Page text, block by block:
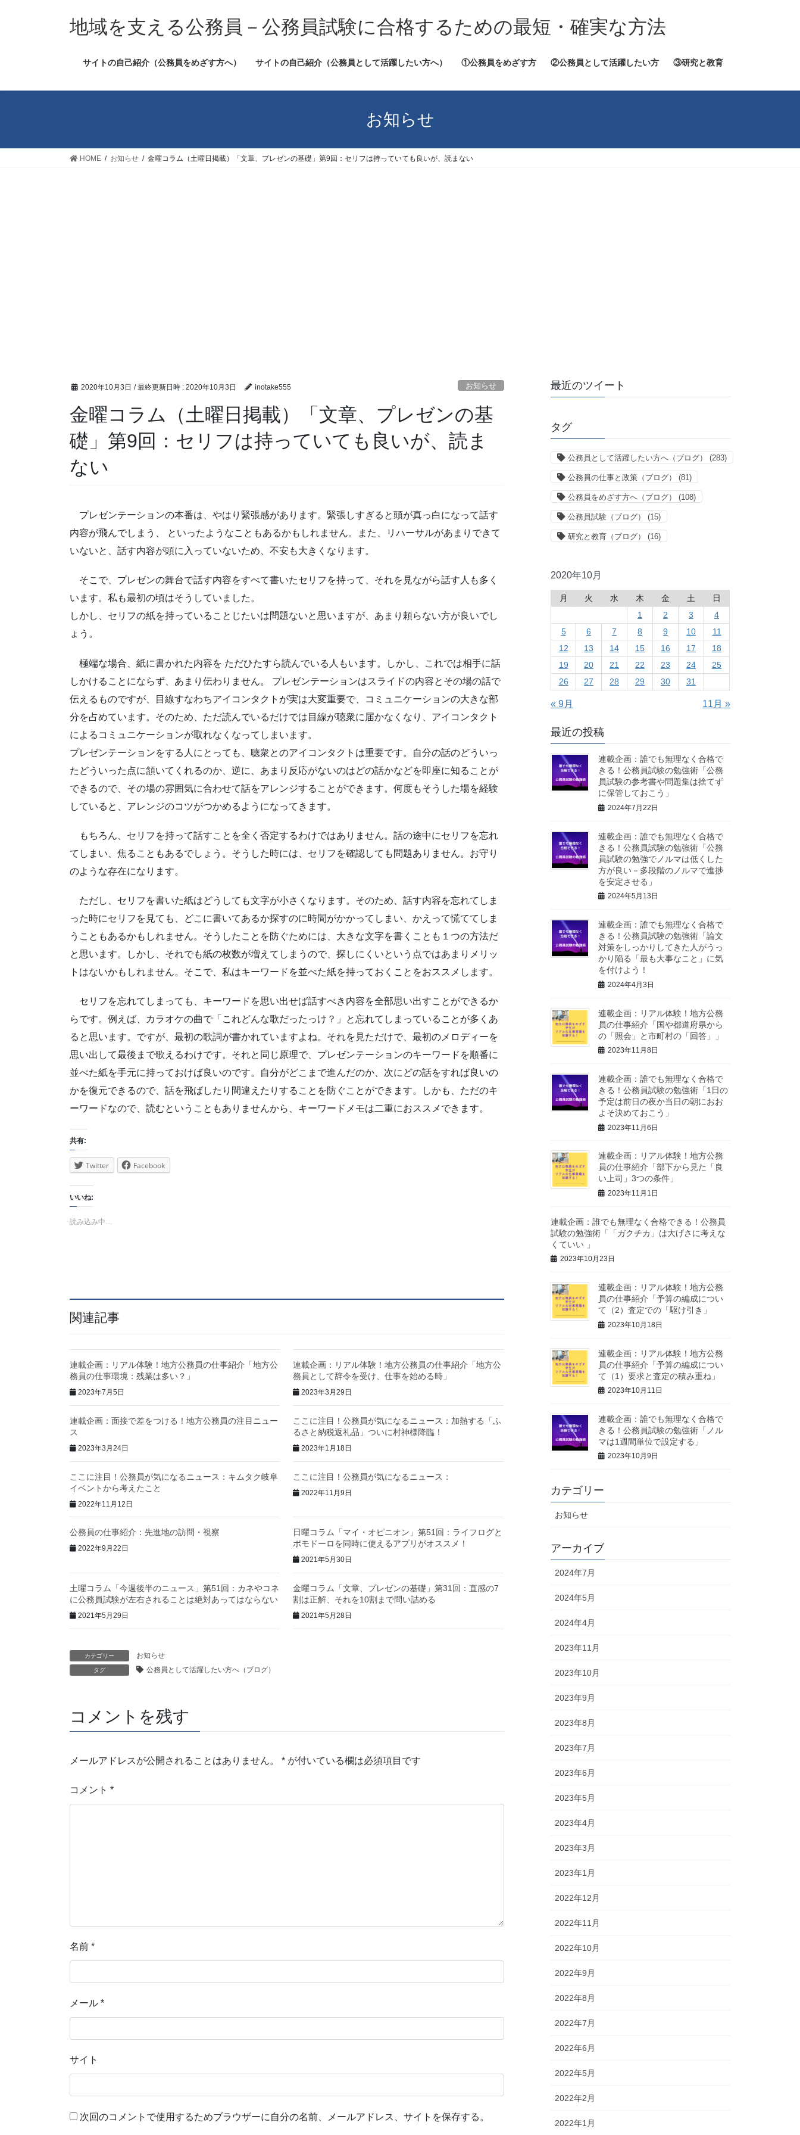
ス
ン
地域を支える公務員－公務員試験に合格するための最短・確実な方法
サイトの自己紹介（公務員をめざす方へ） サイトの自己紹介（公務員として活躍したい方へ） ①公務員をめざす方 ②公務員として活躍したい方 ③研究と教育
お知らせ
HOME お知らせ 金曜コラム（土曜日掲載）「文章、プレゼンの基礎」第9回：セリフは持っていても良いが、読まない
2020年10月3日 / 最終更新日時 : 2020年10月3日 inotake555 お知らせ
金曜コラム（土曜日掲載）「文章、プレゼンの基
礎」第9回：セリフは持っていても良いが、読ま
ない
プレゼンテーションの本番は、やはり緊張感があります。緊張しすぎると頭が真っ白になって話す
内容が飛んでしまう、 といったようなこともあるかもしれません。また、リハーサルがあまりできて
いないと、話す内容が頭に入っていないため、不安も大きくなります。
そこで、プレゼンの舞台で話す内容をすべて書いたセリフを持って、それを見ながら話す人も多く
います。私も最初の頃はそうしていました。
しかし、セリフの紙を持っていることじたいは問題ないと思いますが、あまり頼らない方が良いでし
ょう。
極端な場合、紙に書かれた内容を ただひたすら読んでいる人もいます。しかし、これでは相手に話
しかけることにならず、あまり伝わりません。 プレゼンテーションはスライドの内容とその場の話で
伝えるものですが、目線すなわちアイコンタクトが実は大変重要で、コミュニケーションの大きな部
分を占めています。そのため、ただ読んでいるだけでは目線が聴衆に届かなくなり、アイコンタクト
によるコミュニケーションが取れなくなってしまいます。
プレゼンテーションをする人にとっても、聴衆とのアイコンタクトは重要です。自分の話のどういっ
たどういった点に頷いてくれるのか、逆に、あまり反応がないのはどの話かなどを即座に知ることが
できるので、その場の雰囲気に合わせて話をアレンジすることができます。何度もそうした場を経験
していると、アレンジのコツがつかめるようになってきます。
もちろん、セリフを持って話すことを全く否定するわけではありません。話の途中にセリフを忘れ
てしまい、焦ることもあるでしょう。そうした時には、セリフを確認しても問題ありません。お守り
のような存在になります。
ただし、セリフを書いた紙はどうしても文字が小さくなります。そのため、話す内容を忘れてしま
った時にセリフを見ても、どこに書いてあるか探すのに時間がかかってしまい、かえって慌ててしま
うこともあるかもしれません。そうしたことを防ぐためには、大きな文字を書くことも１つの方法だ
と思います。しかし、それでも紙の枚数が増えてしまうので、探しにくいという点ではあまりメリッ
トはないかもしれません。そこで、私はキーワードを並べた紙を持っておくことをおススメします。
セリフを忘れてしまっても、キーワードを思い出せば話すべき内容を全部思い出すことができるか
らです。例えば、カラオケの曲で「これどんな歌だったっけ？」と忘れてしまっていることが多くあ
ると思います。ですが、最初の歌詞が書かれていますよね。それを見ただけで、最初のメロディーを
思い出して最後まで歌えるわけです。それと同じ原理で、プレゼンテーションのキーワードを順番に
並べた紙を手元に持っておけば良いのです。自分がどこまで進んだのか、次にどの話をすれば良いの
かを復元できるので、話を飛ばしたり間違えたりすることを防ぐことができます。しかも、ただのキ
ーワードなので、読むということもありませんから、キーワードメモは二重におススメできます。
共有:
Twitter Facebook
いいね:
読み込み中…
関連記事
連載企画：リアル体験！地方公務員の仕事紹介「地方公
務員の仕事環境：残業は多い？」
2023年7月5日
連載企画：リアル体験！地方公務員の仕事紹介「地方公
務員として辞令を受け、仕事を始める時」
2023年3月29日
連載企画：面接で差をつける！地方公務員の注目ニュー
ス
2023年3月24日
ここに注目！公務員が気になるニュース：加熱する「ふ
るさと納税返礼品」ついに村神様降臨！
2023年1月18日
ここに注目！公務員が気になるニュース：キムタク岐阜
イベントから考えたこと
2022年11月12日
ここに注目！公務員が気になるニュース：
2022年11月9日
公務員の仕事紹介：先進地の訪問・視察
2022年9月22日
日曜コラム「マイ・オピニオン」第51回：ライフログと
ポモドーロを同時に使えるアプリがオススメ！
2021年5月30日
土曜コラム「今週後半のニュース」第51回：カネやコネ
に公務員試験が左右されることは絶対あってはならない
2021年5月29日
金曜コラム「文章、プレゼンの基礎」第31回：直感の7
割は正解、それを10割まで問い詰める
2021年5月28日
カテゴリー お知らせ
タグ 公務員として活躍したい方へ（ブログ）
コメントを残す
メールアドレスが公開されることはありません。 * が付いている欄は必須項目です
コメント *
名前 *
メール *
サイト
次回のコメントで使用するためブラウザーに自分の名前、メールアドレス、サイトを保存する。
最近のツイート
タグ
公務員として活躍したい方へ（ブログ） (283)
公務員の仕事と政策（ブログ） (81)
公務員をめざす方へ（ブログ） (108)
公務員試験（ブログ） (15)
研究と教育（ブログ） (16)
2020年10月
月 火 水 木 金 土
日
1
2 3
4
5
6 7 8 9 10
11
12
13 14 15 16 17
18
19
20 21 22 23 24
25
26
27 28 29 30 31
« 9月 11月 »
最近の投稿
連載企画：誰でも無理なく合格で
きる！公務員試験の勉強術「公務
員試験の参考書や問題集は捨てず
に保管しておこう」
2024年7月22日
連載企画：誰でも無理なく合格で
きる！公務員試験の勉強術「公務
員試験の勉強でノルマは低くした
方が良い－多段階のノルマで進捗
を安定させる」
2024年5月13日
連載企画：誰でも無理なく合格で
きる！公務員試験の勉強術「論文
対策をしっかりしてきた人がうっ
かり陥る「最も大事なこと」に気
を付けよう！
2024年4月3日
連載企画：リアル体験！地方公務
員の仕事紹介「国や都道府県から
の「照会」と市町村の「回答」」
2023年11月8日
連載企画：誰でも無理なく合格で
きる！公務員試験の勉強術「1日の
予定は前日の夜か当日の朝におお
よそ決めておこう」
2023年11月6日
連載企画：リアル体験！地方公務
員の仕事紹介「部下から見た「良
い上司」3つの条件」
2023年11月1日
連載企画：誰でも無理なく合格できる！公務員
試験の勉強術「「ガクチカ」は大げさに考えな
くていい 」
2023年10月23日
連載企画：リアル体験！地方公務
員の仕事紹介「予算の編成につい
て（2）査定での「駆け引き」
2023年10月18日
連載企画：リアル体験！地方公務
員の仕事紹介「予算の編成につい
て（1）要求と査定の積み重ね」
2023年10月11日
連載企画：誰でも無理なく合格で
きる！公務員試験の勉強術「ノル
マは1週間単位で設定する」
2023年10月9日
カテゴリー
お知らせ
アーカイブ
2024年7月
2024年5月
2024年4月
2023年11月
2023年10月
2023年9月
2023年8月
2023年7月
2023年6月
2023年5月
2023年4月
2023年3月
2023年1月
2022年12月
2022年11月
2022年10月
2022年9月
2022年8月
2022年7月
2022年6月
2022年5月
2022年2月
2022年1月